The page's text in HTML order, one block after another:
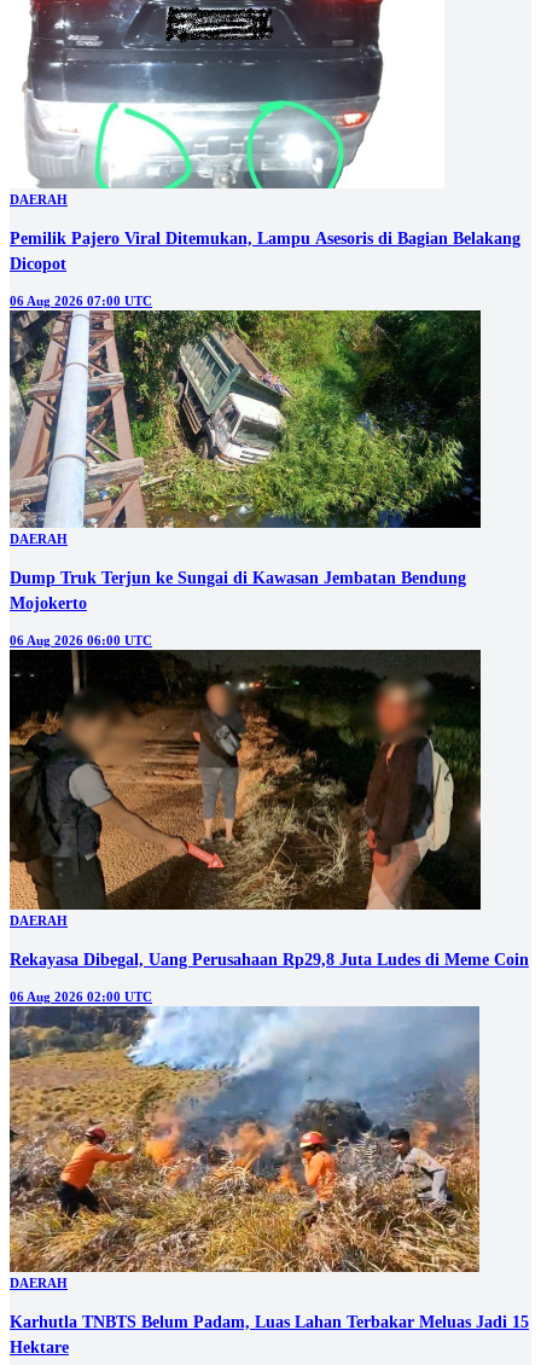
DAERAH
Pemilik Pajero Viral Ditemukan, Lampu Asesoris di Bagian Belakang
Dicopot
06 Aug 2026 07:00 UTC
DAERAH
Dump Truk Terjun ke Sungai di Kawasan Jembatan Bendung
Mojokerto
06 Aug 2026 06:00 UTC
DAERAH
Rekayasa Dibegal, Uang Perusahaan Rp29,8 Juta Ludes di Meme Coin
06 Aug 2026 02:00 UTC
DAERAH
Karhutla TNBTS Belum Padam, Luas Lahan Terbakar Meluas Jadi 15
Hektare